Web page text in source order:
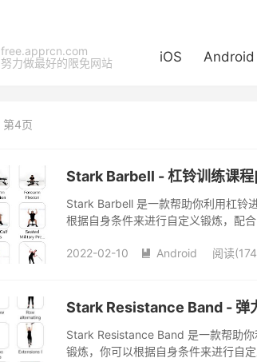
free.apprcn.com
努力做最好的限免网站
iOS Android
第4页
Stark Barbell - 杠铃训练课
Stark Barbell 是一款帮助你利用杠铃
根据自身条件来进行自定义锻炼，配
2022-02-10  Android 阅读
Stark Resistance Band -
Stark Resistance Band 是一款帮助
锻炼，你可以根据自身条件来进行自